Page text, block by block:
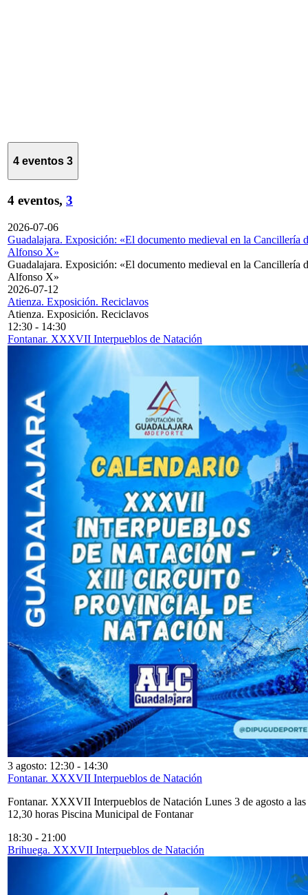
4 eventos 3
4 eventos, 3
2026-07-06
Guadalajara. Exposición: «El documento medieval en la Cancillería
Alfonso X»
Guadalajara. Exposición: «El documento medieval en la Cancillería
Alfonso X»
2026-07-12
Atienza. Exposición. Reciclavos
Atienza. Exposición. Reciclavos
12:30 - 14:30
Fontanar. XXXVII Interpueblos de Natación
3 agosto: 12:30 - 14:30
Fontanar. XXXVII Interpueblos de Natación
Fontanar. XXXVII Interpueblos de Natación Lunes 3 de agosto a las
12,30 horas Piscina Municipal de Fontanar
18:30 - 21:00
Brihuega. XXXVII Interpueblos de Natación